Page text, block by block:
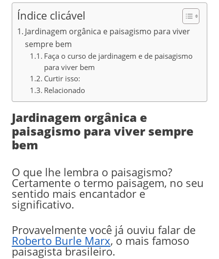
Índice clicável
Jardinagem orgânica e paisagismo para viver
sempre bem
Faça o curso de jardinagem e de paisagismo
para viver bem
Curtir isso:
Relacionado
Jardinagem orgânica e
paisagismo para viver sempre
bem
O que lhe lembra o paisagismo?
Certamente o termo paisagem, no seu
sentido mais encantador e
significativo.
Provavelmente você já ouviu falar de
Roberto Burle Marx, o mais famoso
paisagista brasileiro.